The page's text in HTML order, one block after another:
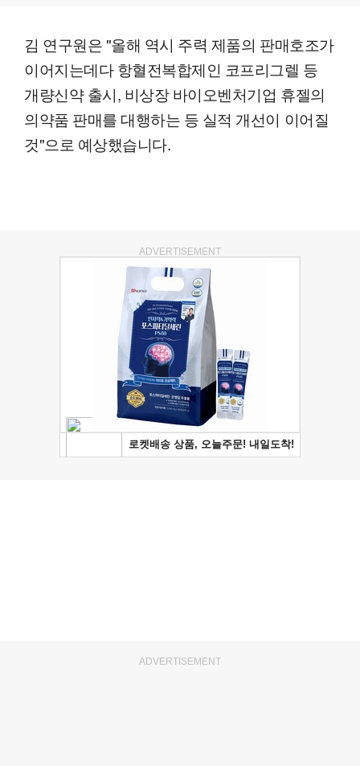
김 연구원은 "올해 역시 주력 제품의 판매호조가
이어지는데다 항혈전복합제인 코프리그렐 등
개량신약 출시, 비상장 바이오벤처기업 휴젤의
의약품 판매를 대행하는 등 실적 개선이 이어질
것"으로 예상했습니다.
ADVERTISEMENT
ADVERTISEMENT